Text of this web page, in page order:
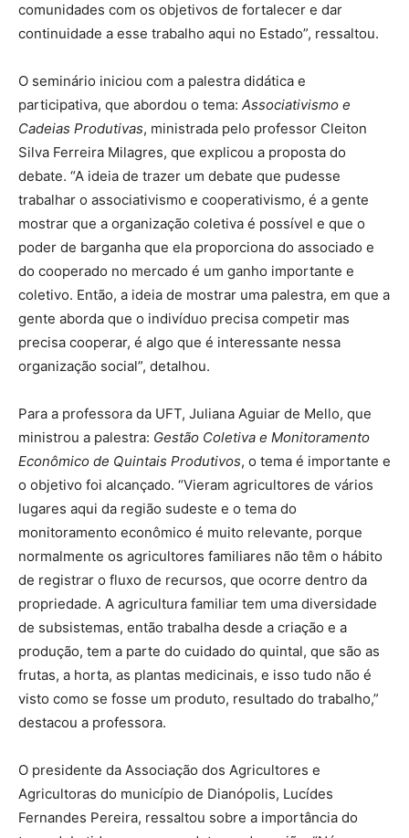
comunidades com os objetivos de fortalecer e dar
continuidade a esse trabalho aqui no Estado”, ressaltou.
O seminário iniciou com a palestra didática e
participativa, que abordou o tema: Associativismo e
Cadeias Produtivas, ministrada pelo professor Cleiton
Silva Ferreira Milagres, que explicou a proposta do
debate. “A ideia de trazer um debate que pudesse
trabalhar o associativismo e cooperativismo, é a gente
mostrar que a organização coletiva é possível e que o
poder de barganha que ela proporciona do associado e
do cooperado no mercado é um ganho importante e
coletivo. Então, a ideia de mostrar uma palestra, em que a
gente aborda que o indivíduo precisa competir mas
precisa cooperar, é algo que é interessante nessa
organização social”, detalhou.
Para a professora da UFT, Juliana Aguiar de Mello, que
ministrou a palestra: Gestão Coletiva e Monitoramento
Econômico de Quintais Produtivos, o tema é importante e
o objetivo foi alcançado. “Vieram agricultores de vários
lugares aqui da região sudeste e o tema do
monitoramento econômico é muito relevante, porque
normalmente os agricultores familiares não têm o hábito
de registrar o fluxo de recursos, que ocorre dentro da
propriedade. A agricultura familiar tem uma diversidade
de subsistemas, então trabalha desde a criação e a
produção, tem a parte do cuidado do quintal, que são as
frutas, a horta, as plantas medicinais, e isso tudo não é
visto como se fosse um produto, resultado do trabalho,”
destacou a professora.
O presidente da Associação dos Agricultores e
Agricultoras do município de Dianópolis, Lucídes
Fernandes Pereira, ressaltou sobre a importância do